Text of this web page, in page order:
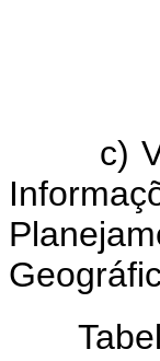
c)